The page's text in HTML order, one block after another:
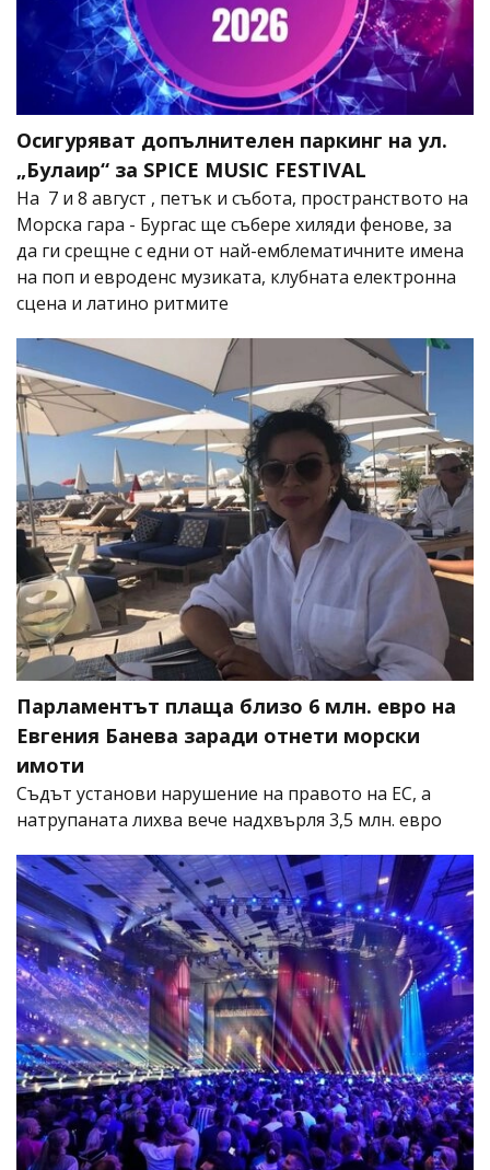
Осигуряват допълнителен паркинг на ул.
„Булаир“ за SPICE MUSIC FESTIVAL
На 7 и 8 август , петък и събота, пространството на
Морска гара - Бургас ще събере хиляди фенове, за
да ги срещне с едни от най-емблематичните имена
на поп и евроденс музиката, клубната електронна
сцена и латино ритмите
Парламентът плаща близо 6 млн. евро на
Евгения Банева заради отнети морски
имоти
Съдът установи нарушение на правото на ЕС, а
натрупаната лихва вече надхвърля 3,5 млн. евро